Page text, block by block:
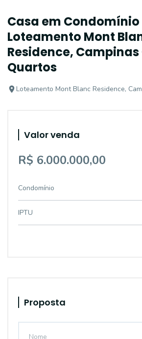
Casa em
Loteamento Mont
Residence,
Quartos
Loteamento Mont Blanc Residence,
Valor venda
R$ 6.000.000,00
Condomínio
IPTU
Proposta